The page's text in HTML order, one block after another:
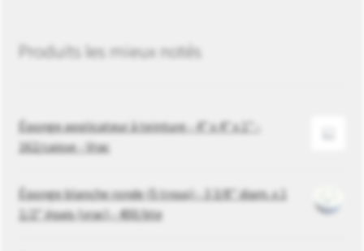
Produits les mieux notés
Éponge applicateur à teinture - 4" x 4" x 1" -
162/caisse - Vrac
Éponge blanche ronde (5 trous) - 3 3/8’’ diam. x 1
1/2’’ épais (vrac) - 400/bte